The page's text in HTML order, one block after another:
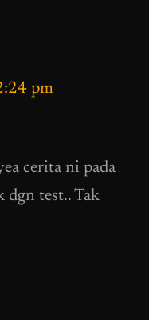
pm
cerita ni pada
dgn test.. Tak